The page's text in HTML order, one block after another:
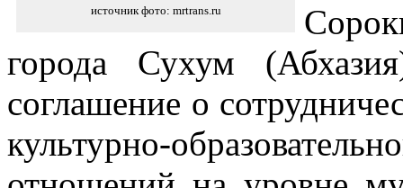
источник фото: mrtrans.ru
города Сухум
соглашение о
культурно-